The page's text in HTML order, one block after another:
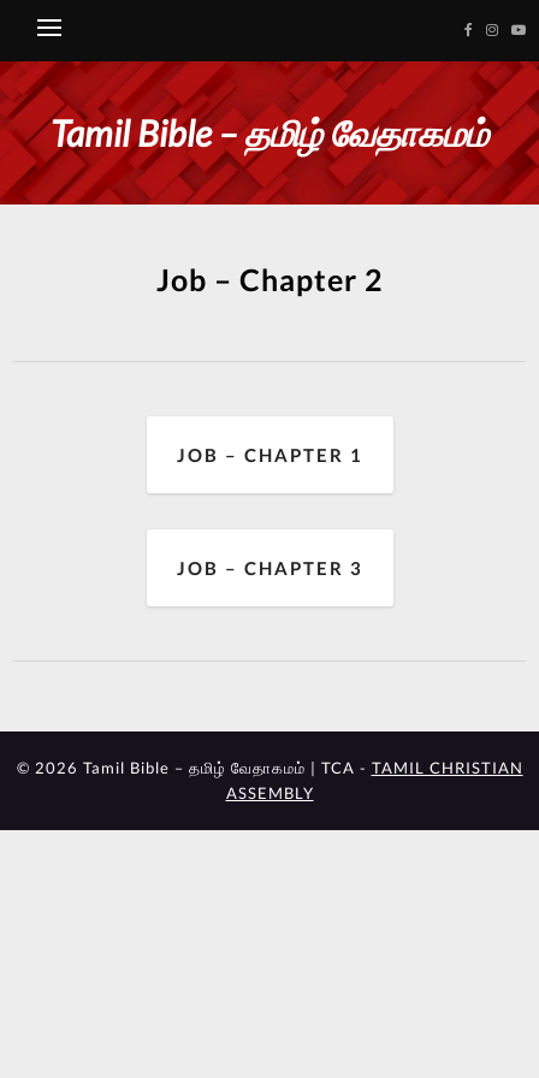
Tamil Bible – தமிழ் வேதாகமம்
Job – Chapter 2
JOB – CHAPTER 1
JOB – CHAPTER 3
© 2026 Tamil Bible – தமிழ் வேதாகமம் | TCA - TAMIL CHRISTIAN
ASSEMBLY